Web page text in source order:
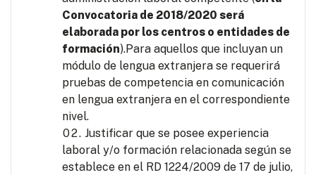
Convocatoria de 2018/2020 será
elaborada por los centros o entidades de
formación).Para aquellos que incluyan un
módulo de lengua extranjera se requerirá
pruebas de competencia en comunicación
en lengua extranjera en el correspondiente
nivel.
Justificar que se posee experiencia
laboral y/o formación relacionada según se
establece en el RD 1224/2009 de 17 de julio,